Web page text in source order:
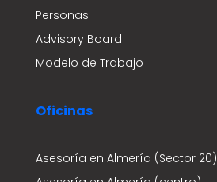
Personas
Advisory Board
Modelo de Trabajo
Oficinas
Asesoría en Almería (Sector 20)